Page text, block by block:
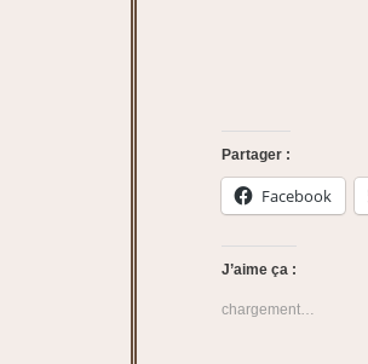
Partager :
Facebook
J’aime ça :
chargement…